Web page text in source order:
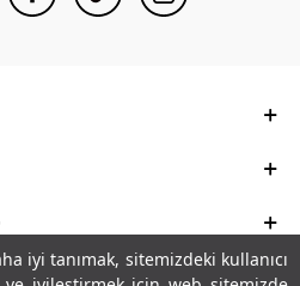
iyi tanımak, sitemizdeki kullanıcı